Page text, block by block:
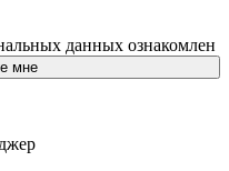
данных ознакомлен
мне